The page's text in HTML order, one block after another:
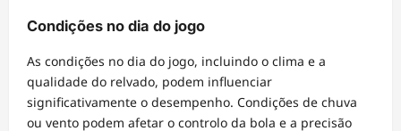
Condições no dia do jogo
As condições no dia do jogo, incluindo o clima e a
qualidade do relvado, podem influenciar
significativamente o desempenho. Condições de chuva
ou vento podem afetar o controlo da bola e a precisão